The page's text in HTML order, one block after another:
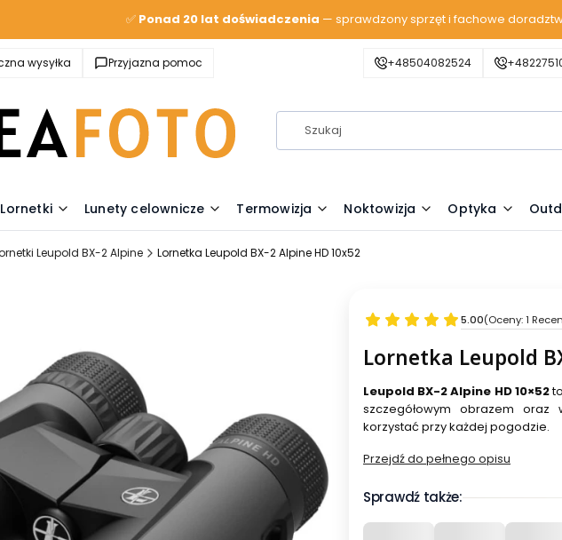
✅ Ponad 20 lat doświadczenia — sprawdzony sprzęt i fachowe
wysyłka Przyjazna pomoc +48504082524
Lornetki Lunety celownicze Termowizja Noktowizja Optyka
Leupold BX-2 Alpine Lornetka Leupold BX-2 Alpine HD 10x52
5.00(Oceny: 1
Lornetka Leupold
Leupold BX-2 Alpine HD 10×52
szczegółowym obrazem
korzystać przy każdej pogodzie.
Przejdź do pełnego opisu
Sprawdź także: